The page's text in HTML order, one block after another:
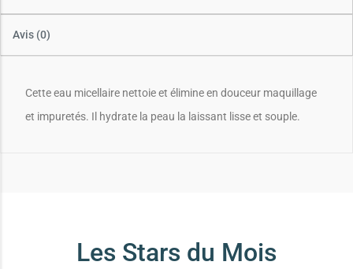
Avis (0)
Cette eau micellaire nettoie et élimine en douceur maquillage
et impuretés. Il hydrate la peau la laissant lisse et souple.
Les Stars du Mois